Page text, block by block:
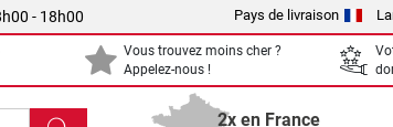
- 18h00 Pays de livraison
Vous trouvez moins cher ?
Appelez-nous !
chercher 2x en France